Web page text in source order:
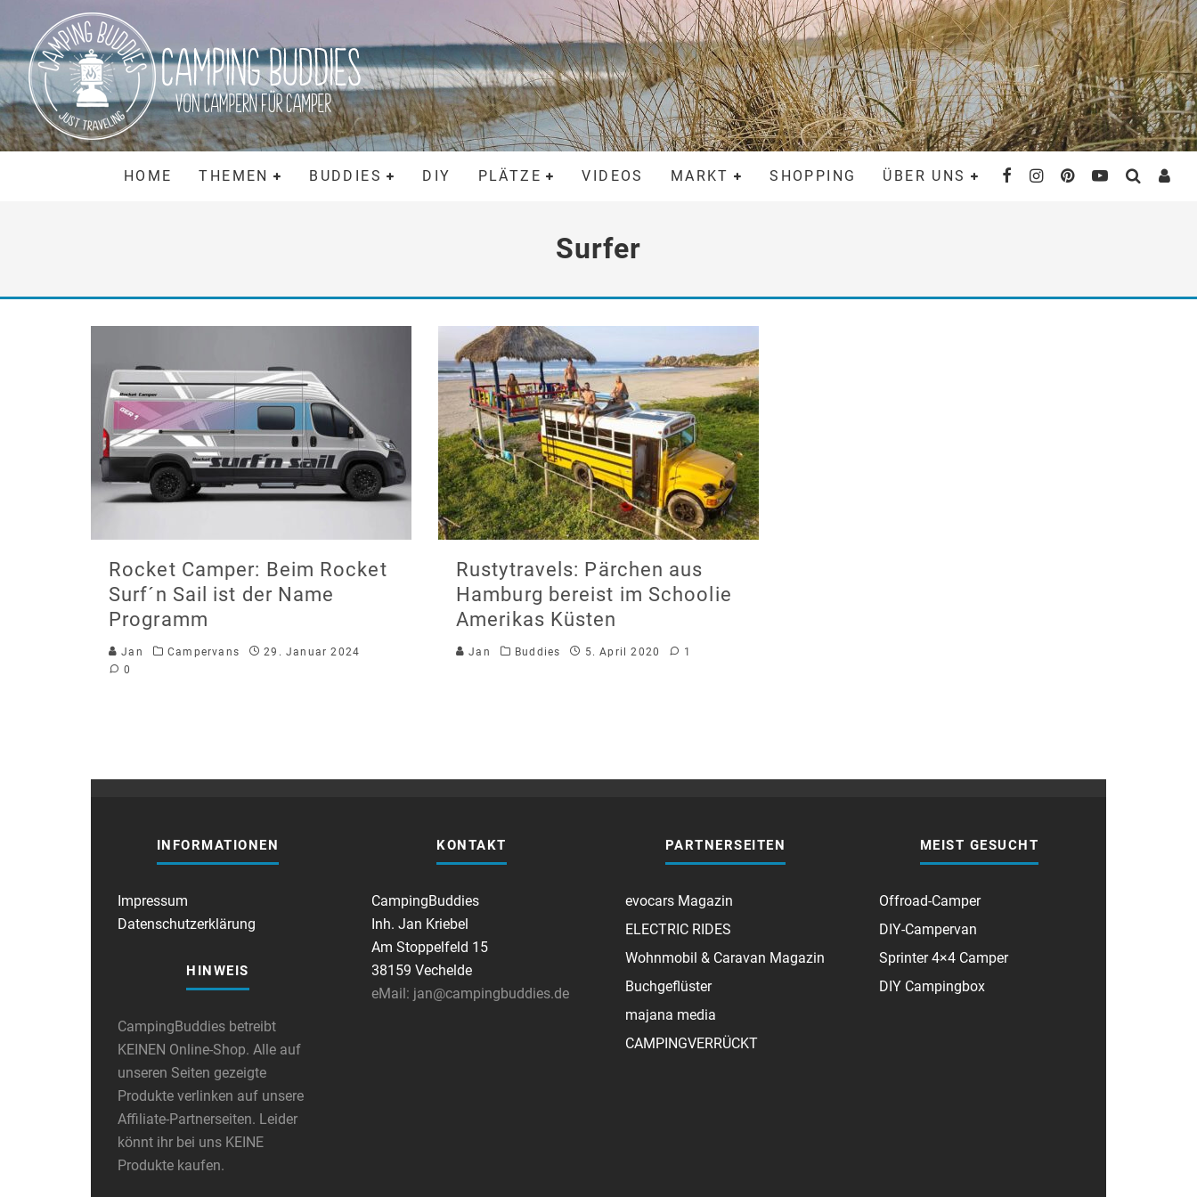
HOME THEMEN BUDDIES DIY PLÄTZE VIDEOS MARKT SHOPPING ÜBER UNS
Surfer
Rocket Camper: Beim Rocket
Surf´n Sail ist der Name
Programm
Jan Campervans
29. Januar 2024
0
Rustytravels: Pärchen aus
Hamburg bereist im Schoolie
Amerikas Küsten
Jan Buddies 5. April 2020 1
INFORMATIONEN
Impressum
Datenschutzerklärung
HINWEIS
CampingBuddies betreibt
KEINEN Online-Shop. Alle auf
unseren Seiten gezeigte
Produkte verlinken auf unsere
Affiliate-Partnerseiten. Leider
könnt ihr bei uns KEINE
Produkte kaufen.
KONTAKT
CampingBuddies
Inh. Jan Kriebel
Am Stoppelfeld 15
38159 Vechelde
eMail: jan@campingbuddies.de
PARTNERSEITEN
evocars Magazin
ELECTRIC RIDES
Wohnmobil & Caravan Magazin
Buchgeflüster
majana media
CAMPINGVERRÜCKT
MEIST GESUCHT
Offroad-Camper
DIY-Campervan
Sprinter 4×4 Camper
DIY Campingbox